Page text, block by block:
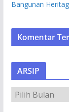
Bangunan
Komentar
ARSIP
R